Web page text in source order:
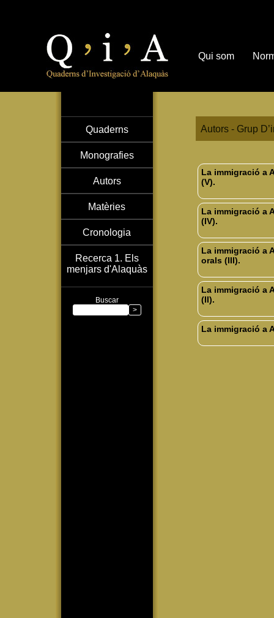
Quaderns
Monografies
Autors
Matèries
Cronologia
Recerca 1. Els
menjars d'Alaquàs
Buscar
Autors - Grup
La immigració a
(V).
La immigració a
(IV).
La immigració a
orals (III).
La immigració a
(II).
La immigració a
Qui som